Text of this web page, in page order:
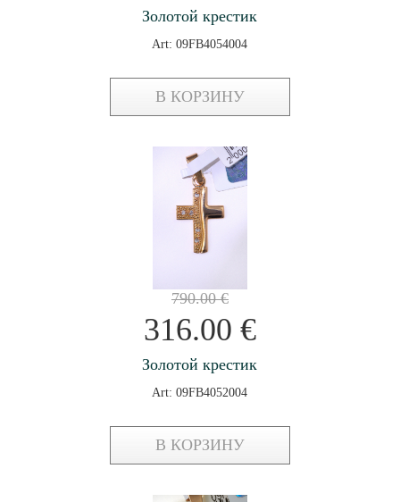
Золотой крестик
Art: 09FB4054004
В КОРЗИНУ
790.00€
316.00 €
Золотой крестик
Art: 09FB4052004
В КОРЗИНУ